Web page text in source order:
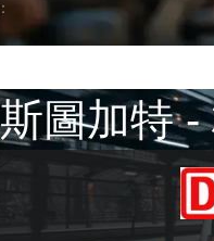
斯圖加特 -